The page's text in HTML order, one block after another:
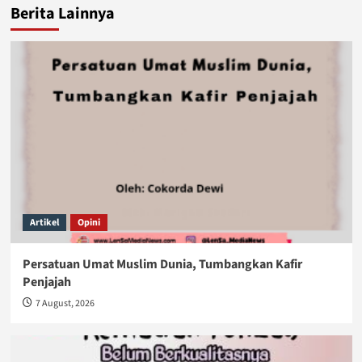
Berita Lainnya
Artikel Opini
Persatuan Umat Muslim Dunia, Tumbangkan Kafir
Penjajah
7 August, 2026